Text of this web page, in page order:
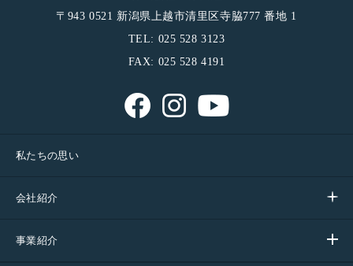
〒943 0521 新潟県上越市清里区寺脇777 番地 1
TEL: 025 528 3123
FAX: 025 528 4191
私たちの思い
会社紹介
事業紹介